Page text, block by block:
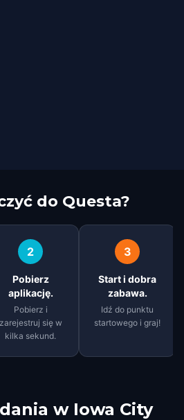
do Questa?
2
Pobierz
aplikację.
Pobierz i
zarejestruj się w
kilka sekund.
3
Start i dobra
zabawa.
Idź do punktu
startowego i graj!
w Iowa City